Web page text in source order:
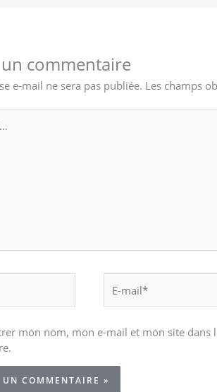
un commentaire
e-mail ne sera pas publiée. Les champs
mail*
mon nom, mon e-mail et mon site